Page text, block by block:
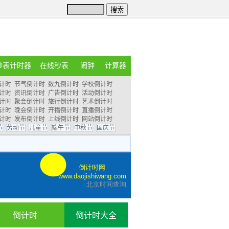
表计时器 在线秒表 闹钟 计算器
时 节气倒计时 数九倒计时 学校倒计时
时 资讯倒计时 广告倒计时 活动倒计时
时 聚会倒计时 旅行倒计时 艺术倒计时
时 晚会倒计时 开播倒计时 直播倒计时
时 发布倒计时 上线倒计时 网站倒计时
劳动节 儿童节 端午节 中秋节 国庆节
倒计时 倒计时大全